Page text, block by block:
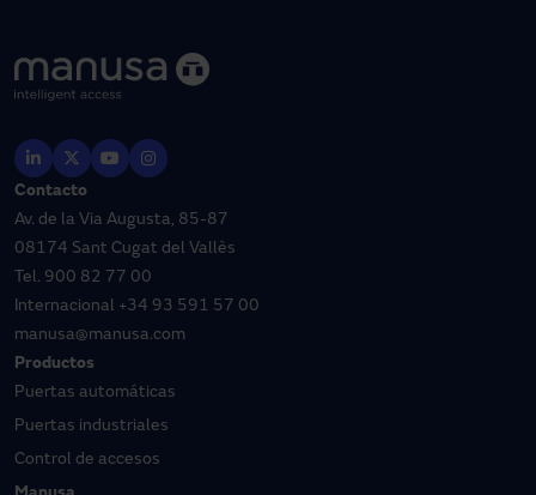
Contacto
Av. de la Via Augusta, 85-87
08174 Sant Cugat del Vallès
Tel. 900 82 77 00
Internacional +34 93 591 57 00
manusa@manusa.com
Productos
Puertas automáticas
Puertas industriales
Control de accesos